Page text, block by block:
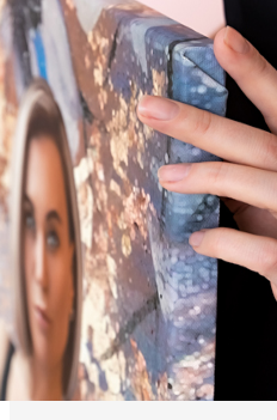
Ваш город:
Ваш регион доставки
Выберите из списка: